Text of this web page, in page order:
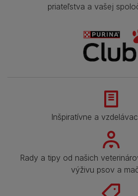
priateľstva a vašej
Inšpiratívne a
Rady a tipy od našich
výživu psov a